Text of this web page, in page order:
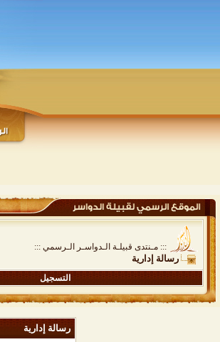
::: مـنتدى قبيلـة الـدواسـر الـرسمي :::
رسالة إدارية
التسجيل
رسالة إدارية